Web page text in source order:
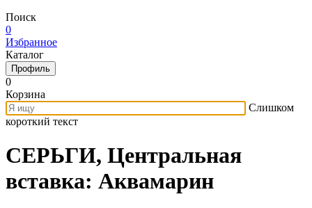
Поиск
0
Избранное
Каталог
Профиль
0
Корзина
Слишком
короткий текст
СЕРЬГИ, Центральная
вставка: Аквамарин